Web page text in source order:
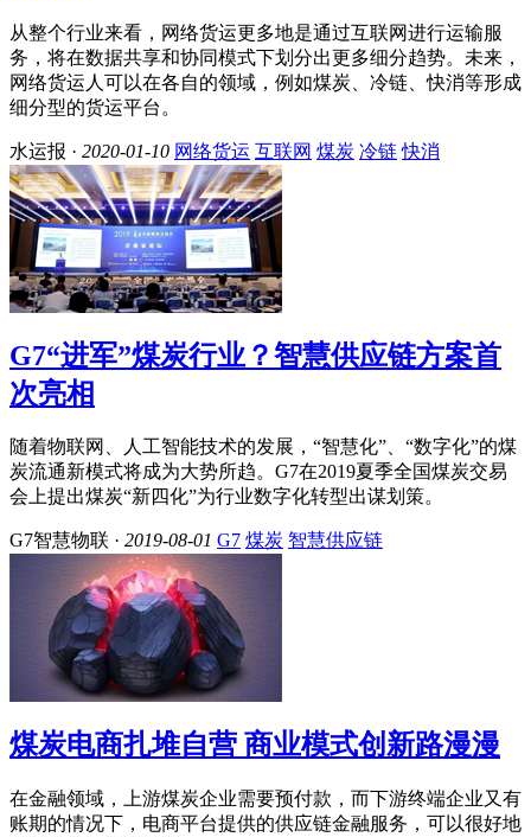
从整个行业来看，网络货运更多地是通过互联网进行运输服
务，将在数据共享和协同模式下划分出更多细分趋势。未来，
网络货运人可以在各自的领域，例如煤炭、冷链、快消等形成
细分型的货运平台。
水运报 · 2020-01-10 网络货运 互联网 煤炭 冷链 快消
G7“进军”煤炭行业？智慧供应链方案首
次亮相
随着物联网、人工智能技术的发展，“智慧化”、“数字化”的煤
炭流通新模式将成为大势所趋。G7在2019夏季全国煤炭交易
会上提出煤炭“新四化”为行业数字化转型出谋划策。
G7智慧物联 · 2019-08-01 G7 煤炭 智慧供应链
煤炭电商扎堆自营 商业模式创新路漫漫
在金融领域，上游煤炭企业需要预付款，而下游终端企业又有
账期的情况下，电商平台提供的供应链金融服务，可以很好地